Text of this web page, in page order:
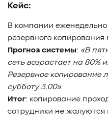
Кейс:
В компании еженедельно
резервного
Прогноз системы: «В
сеть возрастает на 80%
Резервное копирование
субботу 3:00».
Итог: копирование
сотрудники не